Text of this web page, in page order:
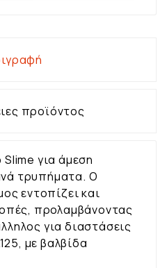
προϊόντος
για άμεση
τρυπήματα. Ο
εντοπίζει και
προλαμβάνοντας
για διαστάσεις
με βαλβίδα